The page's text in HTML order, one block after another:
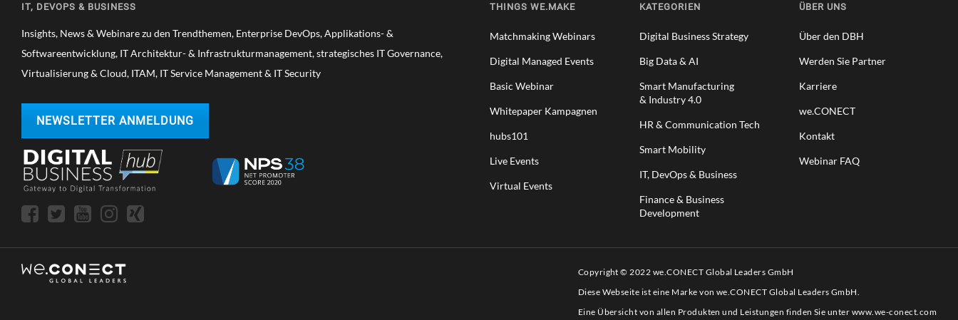
IT, DEVOPS & BUSINESS
Insights, News & Webinare zu den Trendthemen, Enterprise DevOps, Applikations- &
Softwareentwicklung, IT Architektur- & Infrastrukturmanagement, strategisches IT Governance,
Virtualisierung & Cloud, ITAM, IT Service Management & IT Security
NEWSLETTER ANMELDUNG
THINGS WE.MAKE
Matchmaking Webinars
Digital Managed Events
Basic Webinar
Whitepaper Kampagnen
hubs101
Live Events
Virtual Events
KATEGORIEN
Digital Business Strategy
Big Data & AI
Smart Manufacturing
& Industry 4.0
HR & Communication Tech
Smart Mobility
IT, DevOps & Business
Finance & Business
Development
ÜBER UNS
Über den DBH
Werden Sie Partner
Karriere
we.CONECT
Kontakt
Webinar FAQ
Copyright © 2022 we.CONECT Global Leaders GmbH
Diese Webseite ist eine Marke von we.CONECT Global Leaders GmbH.
Eine Übersicht von allen Produkten und Leistungen finden Sie unter www.we-conect.com